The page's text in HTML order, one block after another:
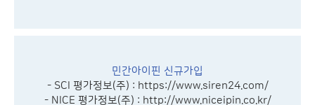
민간아이핀 신규가입
- SCI 평가정보(주) : https://www.siren24.com/
- NICE 평가정보(주) : http://www.niceipin.co.kr/